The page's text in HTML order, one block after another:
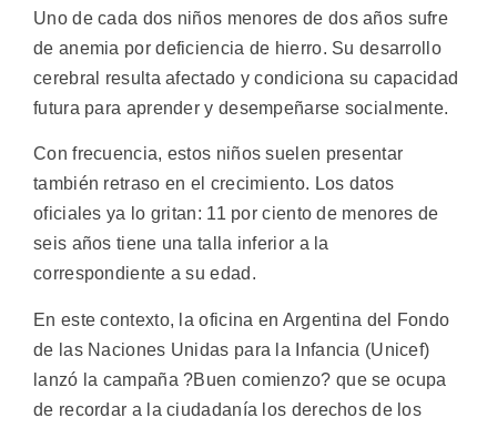
Uno de cada dos niños menores de dos años sufre
de anemia por deficiencia de hierro. Su desarrollo
cerebral resulta afectado y condiciona su capacidad
futura para aprender y desempeñarse socialmente.
Con frecuencia, estos niños suelen presentar
también retraso en el crecimiento. Los datos
oficiales ya lo gritan: 11 por ciento de menores de
seis años tiene una talla inferior a la
correspondiente a su edad.
En este contexto, la oficina en Argentina del Fondo
de las Naciones Unidas para la Infancia (Unicef)
lanzó la campaña ?Buen comienzo? que se ocupa
de recordar a la ciudadanía los derechos de los